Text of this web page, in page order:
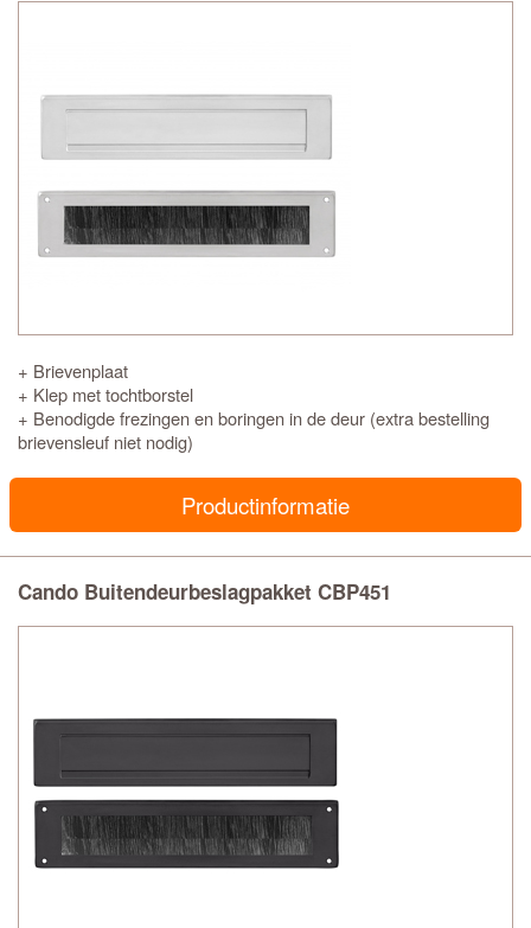
+ Brievenplaat
+ Klep met tochtborstel
+ Benodigde frezingen en boringen in de deur (extra bestelling
brievensleuf niet nodig)
Productinformatie
Cando Buitendeurbeslagpakket CBP451